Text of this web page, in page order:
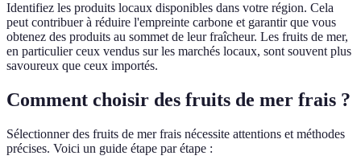
Identifiez les produits locaux disponibles dans votre région. Cela
peut contribuer à réduire l'empreinte carbone et garantir que vous
obtenez des produits au sommet de leur fraîcheur. Les fruits de mer,
en particulier ceux vendus sur les marchés locaux, sont souvent plus
savoureux que ceux importés.
Comment choisir des fruits de mer frais ?
Sélectionner des fruits de mer frais nécessite attentions et méthodes
précises. Voici un guide étape par étape :